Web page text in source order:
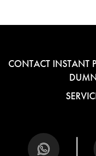
CONTACT INSTANT